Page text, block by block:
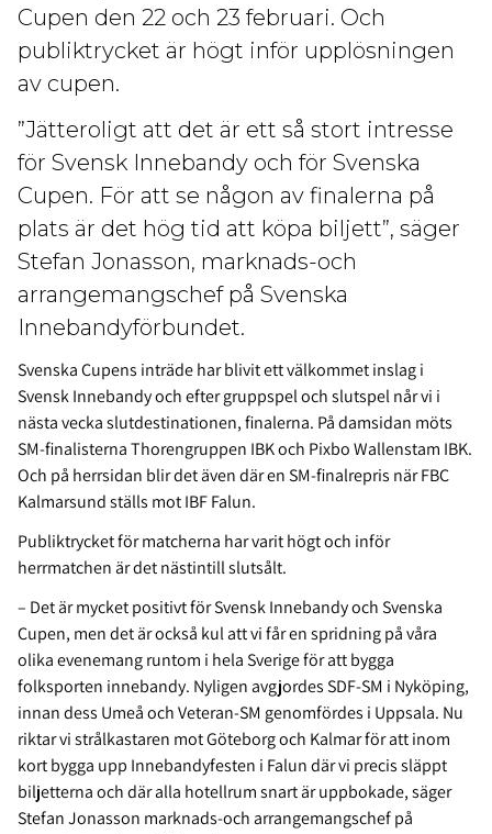
Cupen den 22 och 23 februari. Och
publiktrycket är högt inför upplösningen
av cupen.
”Jätteroligt att det är ett så stort intresse
för Svensk Innebandy och för Svenska
Cupen. För att se någon av finalerna på
plats är det hög tid att köpa biljett”, säger
Stefan Jonasson, marknads-och
arrangemangschef på Svenska
Innebandyförbundet.
Svenska Cupens inträde har blivit ett välkommet inslag i
Svensk Innebandy och efter gruppspel och slutspel når vi i
nästa vecka slutdestinationen, finalerna. På damsidan möts
SM-finalisterna Thorengruppen IBK och Pixbo Wallenstam IBK.
Och på herrsidan blir det även där en SM-finalrepris när FBC
Kalmarsund ställs mot IBF Falun.
Publiktrycket för matcherna har varit högt och inför
herrmatchen är det nästintill slutsålt.
– Det är mycket positivt för Svensk Innebandy och Svenska
Cupen, men det är också kul att vi får en spridning på våra
olika evenemang runtom i hela Sverige för att bygga
folksporten innebandy. Nyligen avgjordes SDF-SM i Nyköping,
innan dess Umeå och Veteran-SM genomfördes i Uppsala. Nu
riktar vi strålkastaren mot Göteborg och Kalmar för att inom
kort bygga upp Innebandyfesten i Falun där vi precis släppt
biljetterna och där alla hotellrum snart är uppbokade, säger
Stefan Jonasson marknads-och arrangemangschef på